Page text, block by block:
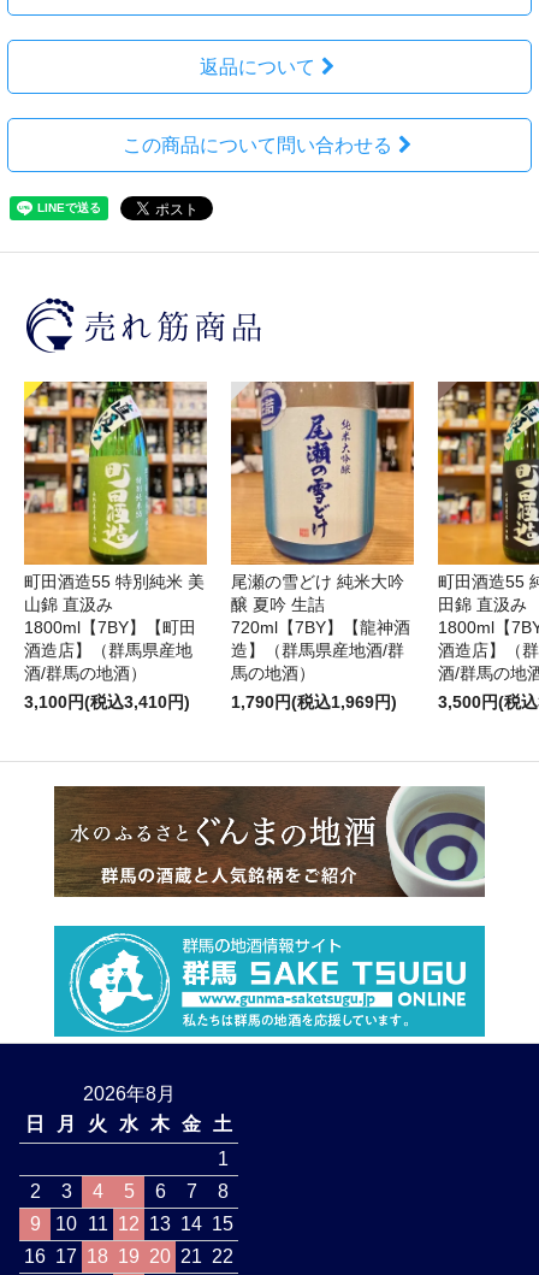
返品について
この商品について問い合わせる
町田酒造55 特別純米 美
山錦 直汲み
1800ml【7BY】【町田
酒造店】（群馬県産地
酒/群馬の地酒）
3,100円(税込3,410円)
尾瀬の雪どけ 純米大吟
醸 夏吟 生詰
720ml【7BY】【龍神酒
造】（群馬県産地酒/群
馬の地酒）
1,790円(税込1,969円)
町田酒造55
田錦 直汲み
1800ml【
酒造店】（
酒/群馬の地
3,500円(税
2026年8月
日
月 火 水 木 金
土
1
2
3 4 5 6 7
8
9
10 11 12 13 14 15
16 17 18 19 20 21 22